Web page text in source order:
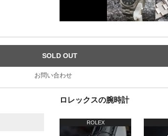
SOLD OUT
お問い合わせ
ロレックスの腕時計
ROLEX